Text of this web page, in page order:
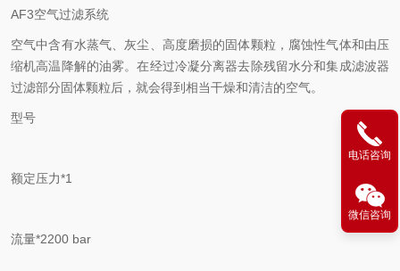
AF3空气过滤系统
空气中含有水蒸气、灰尘、高度磨损的固体颗粒，腐蚀性气体和由压
缩机高温降解的油雾。在经过冷凝分离器去除残留水分和集成滤波器
过滤部分固体颗粒后，就会得到相当干燥和清洁的空气。
型号
额定压力*1
流量*2200 bar
电话咨询
微信咨询